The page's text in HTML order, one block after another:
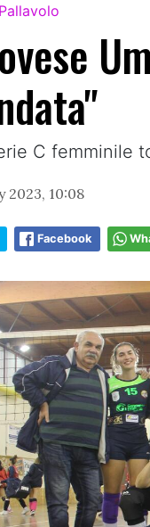
Pallavolo
C femminile
2023, 10:08
Facebook